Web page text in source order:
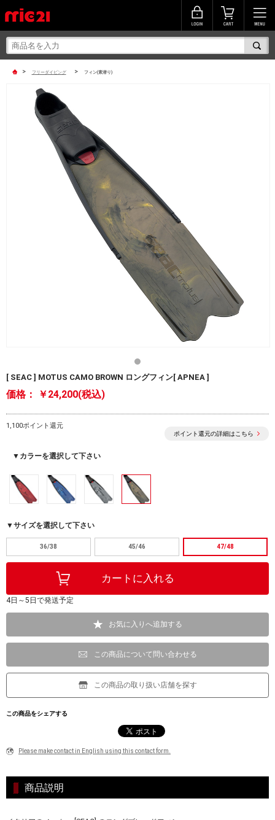
> フリーダイビング > フィン(素潜り)
[ SEAC ] MOTUS CAMO BROWN ロングフィン[ APNEA ]
価格： ￥24,200(税込)
1,100ポイント還元
ポイント還元の詳細はこちら
▼カラーを選択して下さい
▼サイズを選択して下さい
36/38 45/46 47/48
4日～5日で発送予定
お気に入りへ追加する
この商品について問い合わせる
この商品の取り扱い店舗を探す
この商品をシェアする
Please make contact in English using this contact form.
商品説明